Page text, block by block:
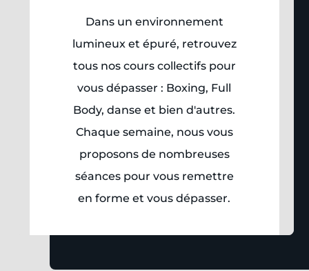
Dans un environnement
lumineux et épuré, retrouvez
tous nos cours collectifs pour
vous dépasser : Boxing, Full
Body, danse et bien d'autres.
Chaque semaine, nous vous
proposons de nombreuses
séances pour vous remettre
en forme et vous dépasser.